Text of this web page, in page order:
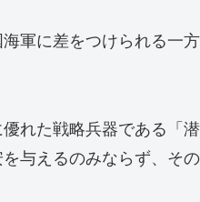
軍に差をつけられる一
れた戦略兵器である「
与えるのみならず、その